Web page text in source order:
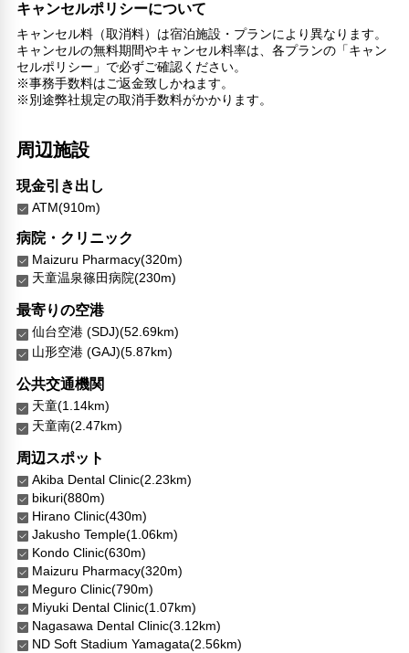
ファミリールーム
家族・お子様に優しい設備
こだわりの設備
館内施設・便利なサービス
館内ショップ
エレベーター
バリアフリー対応
バリアフリー設備
車椅子OK
対応言語
日本語
24時間フロント対応
自動販売機
共用ラウンジ/TVエリア
セーフティボックス（フロント）
自転車レンタル
24時間セキュリティ
電気自動車充電スタンド
医師/看護師 オンコール待機
リネン・衣類の湯洗い
キャッシュレス支払いサービス
キャンセルポリシーについて
キャンセル料（取消料）は宿泊施設・プランにより異なります。
キャンセルの無料期間やキャンセル料率は、各プランの「キャン
セルポリシー」で必ずご確認ください。
※事務手数料はご返金致しかねます。
※別途弊社規定の取消手数料がかかります。
周辺施設
現金引き出し
ATM(910m)
病院・クリニック
Maizuru Pharmacy(320m)
天童温泉篠田病院(230m)
最寄りの空港
仙台空港 (SDJ)(52.69km)
山形空港 (GAJ)(5.87km)
公共交通機関
天童(1.14km)
天童南(2.47km)
周辺スポット
Akiba Dental Clinic(2.23km)
bikuri(880m)
Hirano Clinic(430m)
Jakusho Temple(1.06km)
Kondo Clinic(630m)
Maizuru Pharmacy(320m)
Meguro Clinic(790m)
Miyuki Dental Clinic(1.07km)
Nagasawa Dental Clinic(3.12km)
ND Soft Stadium Yamagata(2.56km)